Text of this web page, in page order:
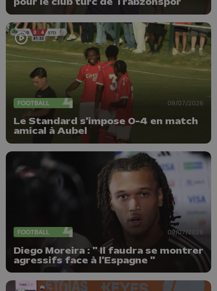
FOOTBALL 09/07/2026
Le Standard s'impose 0-4 en match
amical à Aubel
FOOTBALL 09/07/2026
Diego Moreira : " Il faudra se montrer
agressifs face à l'Espagne "